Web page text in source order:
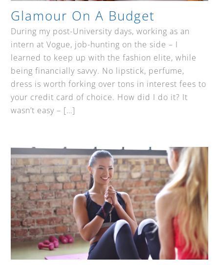
Glamour On A Budget
During my post-University days, working as an
intern at Vogue, job-hunting on the side – I
learned to keep up with the fashion elite, while
being financially savvy. No lipstick, perfume,
dress is worth forking over tons in interest fees to
your credit card of choice. How did I do it? It
wasn’t easy – […]